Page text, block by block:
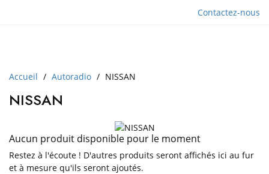
Contactez-nous
Accueil Autoradio NISSAN
NISSAN
Aucun produit disponible pour le moment
Restez à l'écoute ! D'autres produits seront affichés ici au fur
et à mesure qu'ils seront ajoutés.